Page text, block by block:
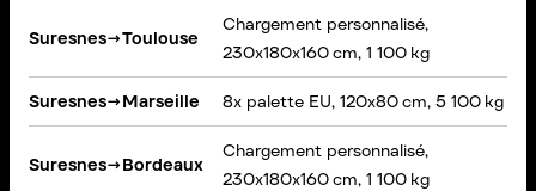
Suresnes→Toulouse
Chargement personnalisé,
230x180x160 cm, 1 100 kg
Suresnes→Marseille 8x palette EU, 120x80 cm, 5 100 kg
Suresnes→Bordeaux
Chargement personnalisé,
230x180x160 cm, 1 100 kg